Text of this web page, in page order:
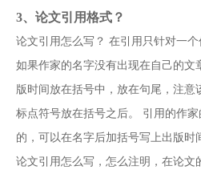
3、 论文引用格式？
论文引用怎么写？ 在引用只针对一个
如果作家的名字没有出现在自己的文
版时间放在括号中，放在句尾，注意
标点符号放在括号之后。 引用的作
的，可以在名字后加括号写上出版时
论文引用怎么写，怎么注明，在论文